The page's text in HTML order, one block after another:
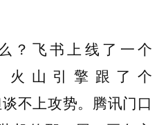
？飞书上线了一个
火山引擎跟了个
不上攻势。腾讯门口